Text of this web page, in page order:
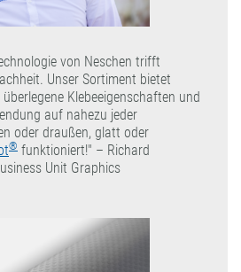
von Neschen trifft
Unser Sortiment bietet
Klebeeigenschaften und
auf nahezu jeder
oder draußen, glatt oder
® funktioniert!" – Richard
Unit Graphics